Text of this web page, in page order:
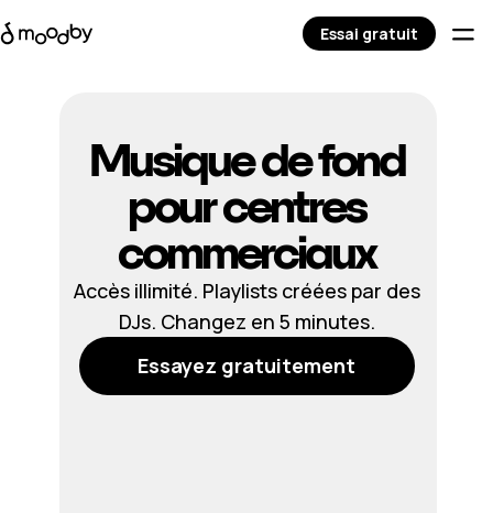
Musique de fond
pour centres
commerciaux
Accès illimité. Playlists créées par des
DJs. Changez en 5 minutes.
Essayez gratuitement
Essai gratuit